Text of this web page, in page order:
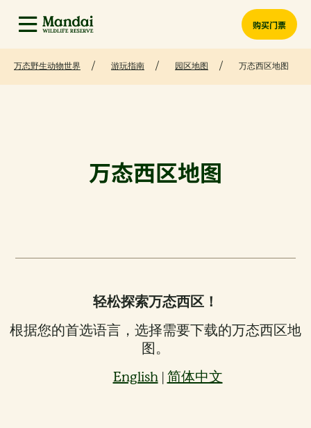
购买门票
万态野生动物世界 游玩指南 园区地图 万态西区地图
万态西区地图
轻松探索万态西区！
根据您的首选语言，选择需要下载的万态西区地
图。
English 简体中文